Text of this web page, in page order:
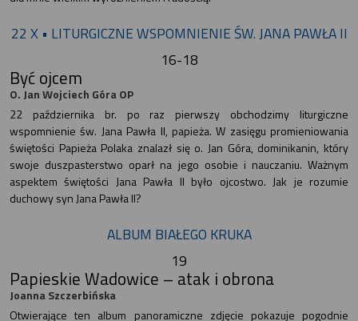
22 X • LITURGICZNE WSPOMNIENIE ŚW. JANA PAWŁA II
16-18
Być ojcem
O. Jan Wojciech Góra OP
22 października br. po raz pierwszy obchodzimy liturgiczne
wspomnienie św. Jana Pawła II, papieża. W zasięgu promieniowania
świętości Papieża Polaka znalazł się o. Jan Góra, dominikanin, który
swoje duszpasterstwo oparł na jego osobie i nauczaniu. Ważnym
aspektem świętości Jana Pawła II było ojcostwo. Jak je rozumie
duchowy syn Jana Pawła II?
ALBUM BIAŁEGO KRUKA
19
Papieskie Wadowice – atak i obrona
Joanna Szczerbińska
Otwierające ten album panoramiczne zdjęcie pokazuje pogodnie